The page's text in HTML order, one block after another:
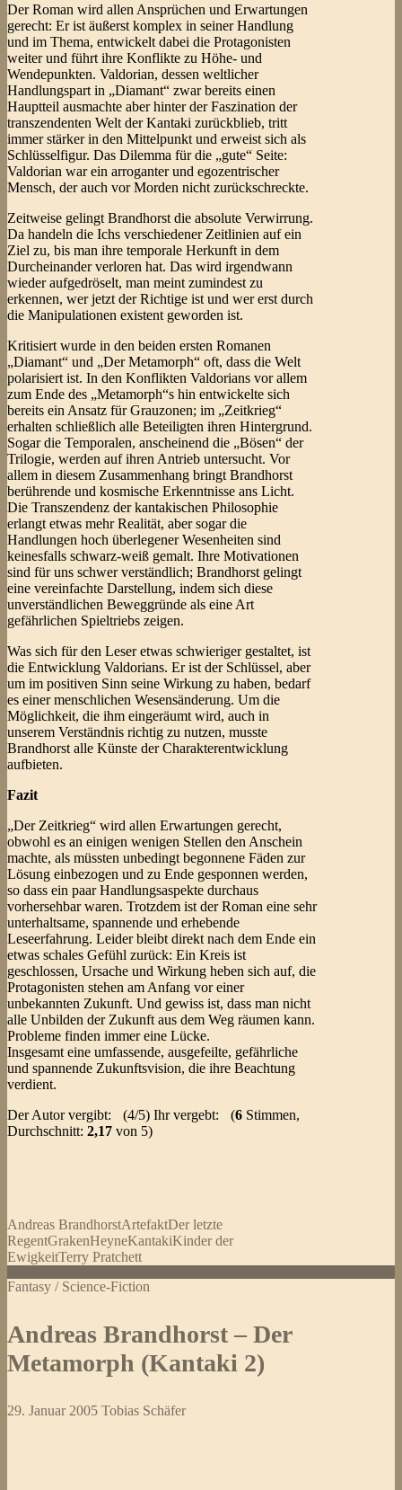
Der Roman wird allen Ansprüchen und Erwartungen
gerecht: Er ist äußerst komplex in seiner Handlung
und im Thema, entwickelt dabei die Protagonisten
weiter und führt ihre Konflikte zu Höhe- und
Wendepunkten. Valdorian, dessen weltlicher
Handlungspart in „Diamant“ zwar bereits einen
Hauptteil ausmachte aber hinter der Faszination der
transzendenten Welt der Kantaki zurückblieb, tritt
immer stärker in den Mittelpunkt und erweist sich als
Schlüsselfigur. Das Dilemma für die „gute“ Seite:
Valdorian war ein arroganter und egozentrischer
Mensch, der auch vor Morden nicht zurückschreckte.
Zeitweise gelingt Brandhorst die absolute Verwirrung.
Da handeln die Ichs verschiedener Zeitlinien auf ein
Ziel zu, bis man ihre temporale Herkunft in dem
Durcheinander verloren hat. Das wird irgendwann
wieder aufgedröselt, man meint zumindest zu
erkennen, wer jetzt der Richtige ist und wer erst durch
die Manipulationen existent geworden ist.
Kritisiert wurde in den beiden ersten Romanen
„Diamant“ und „Der Metamorph“ oft, dass die Welt
polarisiert ist. In den Konflikten Valdorians vor allem
zum Ende des „Metamorph“s hin entwickelte sich
bereits ein Ansatz für Grauzonen; im „Zeitkrieg“
erhalten schließlich alle Beteiligten ihren Hintergrund.
Sogar die Temporalen, anscheinend die „Bösen“ der
Trilogie, werden auf ihren Antrieb untersucht. Vor
allem in diesem Zusammenhang bringt Brandhorst
berührende und kosmische Erkenntnisse ans Licht.
Die Transzendenz der kantakischen Philosophie
erlangt etwas mehr Realität, aber sogar die
Handlungen hoch überlegener Wesenheiten sind
keinesfalls schwarz-weiß gemalt. Ihre Motivationen
sind für uns schwer verständlich; Brandhorst gelingt
eine vereinfachte Darstellung, indem sich diese
unverständlichen Beweggründe als eine Art
gefährlichen Spieltriebs zeigen.
Was sich für den Leser etwas schwieriger gestaltet, ist
die Entwicklung Valdorians. Er ist der Schlüssel, aber
um im positiven Sinn seine Wirkung zu haben, bedarf
es einer menschlichen Wesensänderung. Um die
Möglichkeit, die ihm eingeräumt wird, auch in
unserem Verständnis richtig zu nutzen, musste
Brandhorst alle Künste der Charakterentwicklung
aufbieten.
Fazit
„Der Zeitkrieg“ wird allen Erwartungen gerecht,
obwohl es an einigen wenigen Stellen den Anschein
machte, als müssten unbedingt begonnene Fäden zur
Lösung einbezogen und zu Ende gesponnen werden,
so dass ein paar Handlungsaspekte durchaus
vorhersehbar waren. Trotzdem ist der Roman eine sehr
unterhaltsame, spannende und erhebende
Leseerfahrung. Leider bleibt direkt nach dem Ende ein
etwas schales Gefühl zurück: Ein Kreis ist
geschlossen, Ursache und Wirkung heben sich auf, die
Protagonisten stehen am Anfang vor einer
unbekannten Zukunft. Und gewiss ist, dass man nicht
alle Unbilden der Zukunft aus dem Weg räumen kann.
Probleme finden immer eine Lücke.
Insgesamt eine umfassende, ausgefeilte, gefährliche
und spannende Zukunftsvision, die ihre Beachtung
verdient.
Der Autor vergibt:
(4/5) Ihr vergebt: (6 Stimmen,
Durchschnitt: 2,17 von 5)
Andreas BrandhorstArtefaktDer letzte
RegentGrakenHeyneKantakiKinder der
EwigkeitTerry Pratchett
Fantasy / Science-Fiction
Andreas Brandhorst – Der
Metamorph (Kantaki 2)
29. Januar 2005 Tobias Schäfer